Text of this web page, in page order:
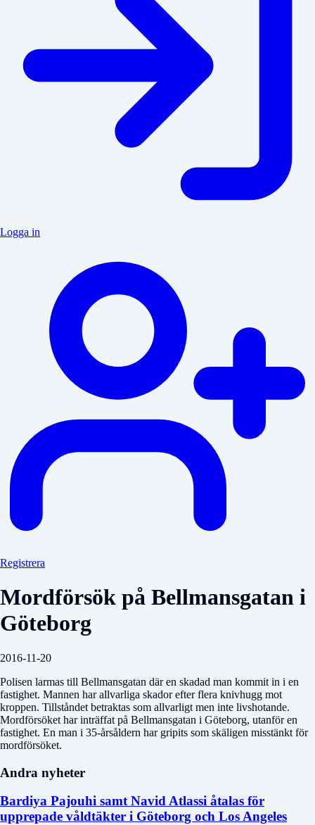
Logga in
Registrera
Mordförsök på Bellmansgatan i
Göteborg
2016-11-20
Polisen larmas till Bellmansgatan där en skadad man kommit in i en
fastighet. Mannen har allvarliga skador efter flera knivhugg mot
kroppen. Tillståndet betraktas som allvarligt men inte livshotande.
Mordförsöket har inträffat på Bellmansgatan i Göteborg, utanför en
fastighet. En man i 35-årsåldern har gripits som skäligen misstänkt för
mordförsöket.
Andra nyheter
Bardiya Pajouhi samt Navid Atlassi åtalas för
upprepade våldtäkter i Göteborg och Los Angeles